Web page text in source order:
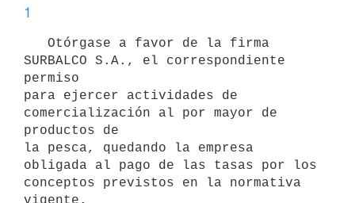
1
SURBALCO S.A., el correspondiente
permiso
para ejercer actividades de
comercialización al por mayor de
productos de
la pesca, quedando la empresa
obligada al pago de las tasas por los
conceptos previstos en la normativa